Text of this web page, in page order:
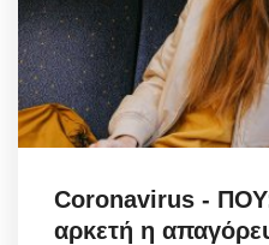
Coronavirus - ΠΟΥ:
αρκετή η